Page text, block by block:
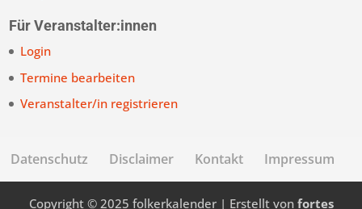
Für Veranstalter:innen
Login
Termine bearbeiten
Veranstalter/in registrieren
Datenschutz Disclaimer Kontakt Impressum
Copyright © 2025 folkerkalender | Erstellt von fortes